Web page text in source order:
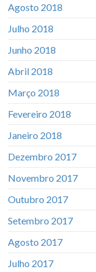
Agosto 2018
Julho 2018
Junho 2018
Abril 2018
Março 2018
Fevereiro 2018
Janeiro 2018
Dezembro 2017
Novembro 2017
Outubro 2017
Setembro 2017
Agosto 2017
Julho 2017